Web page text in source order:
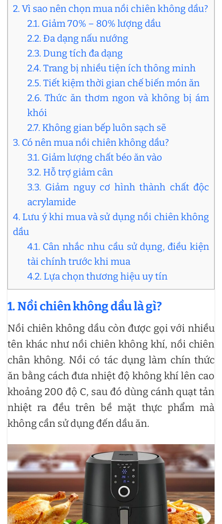
2. Vì sao nên chọn mua nồi chiên không dầu?
2.1. Giảm 70% – 80% lượng dầu
2.2. Đa dạng nấu nướng
2.3. Dung tích đa dạng
2.4. Trang bị nhiều tiện ích thông minh
2.5. Tiết kiệm thời gian chế biến món ăn
2.6. Thức ăn thơm ngon và không bị ám
khói
2.7. Không gian bếp luôn sạch sẽ
3. Có nên mua nồi chiên không dầu?
3.1. Giảm lượng chất béo ăn vào
3.2. Hỗ trợ giảm cân
3.3. Giảm nguy cơ hình thành chất độc
acrylamide
4. Lưu ý khi mua và sử dụng nồi chiên không
dầu
4.1. Cân nhắc nhu cầu sử dụng, điều kiện
tài chính trước khi mua
4.2. Lựa chọn thương hiệu uy tín
1. Nồi chiên không dầu là gì?
Nồi chiên không dầu còn được gọi với nhiều
tên khác như nồi chiên không khí, nồi chiên
chân không. Nồi có tác dụng làm chín thức
ăn bằng cách đưa nhiệt độ không khí lên cao
khoảng 200 độ C, sau đó dùng cánh quạt tản
nhiệt ra đều trên bề mặt thực phẩm mà
không cần sử dụng đến dầu ăn.